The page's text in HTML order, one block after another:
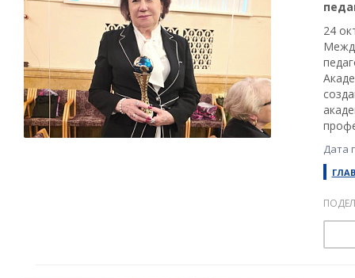
24
Дата